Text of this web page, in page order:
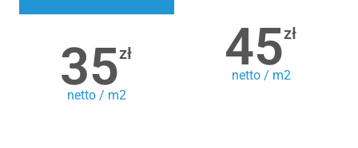
35zł
netto / m2
45zł
netto / m2